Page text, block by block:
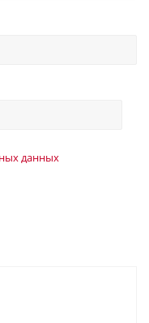
данных